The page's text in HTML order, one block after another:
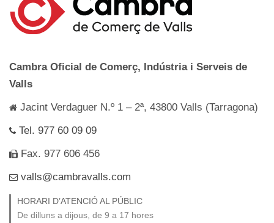
Cambra Oficial de Comerç, Indústria i Serveis de
Valls
Jacint Verdaguer N.º 1 – 2ª, 43800 Valls (Tarragona)
Tel. 977 60 09 09
Fax. 977 606 456
valls@cambravalls.com
HORARI D’ATENCIÓ AL PÚBLIC
De dilluns a dijous, de 9 a 17 hores